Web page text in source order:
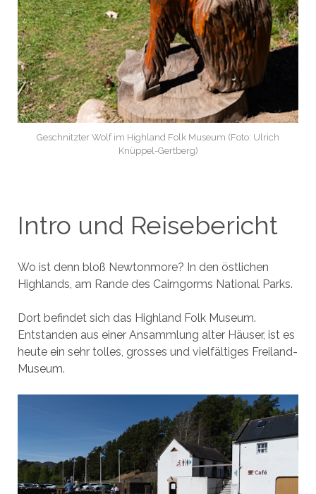
Geschnitzter Wolf im Highland Folk Museum (Foto: Ulrich
Knüppel-Gertberg)
Intro und Reisebericht
Wo ist denn bloß Newtonmore? In den östlichen
Highlands, am Rande des Cairngorms National Parks.
Dort befindet sich das Highland Folk Museum.
Entstanden aus einer Ansammlung alter Häuser, ist es
heute ein sehr tolles, grosses und vielfältiges Freiland-
Museum.